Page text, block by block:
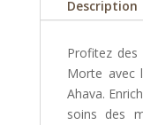
Description
Profitez
Morte avec
Ahava.
soins des